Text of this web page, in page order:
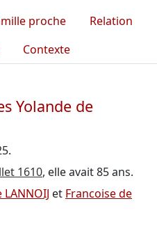
proche
Relation
Contexte
Yolande de
.
1610, elle avait 85 ans.
et Francoise de